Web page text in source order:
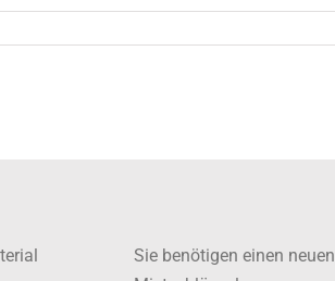
Sie benötigen einen neuen